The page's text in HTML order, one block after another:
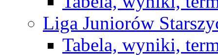
Liga Juniorów
Tabela, wyniki,